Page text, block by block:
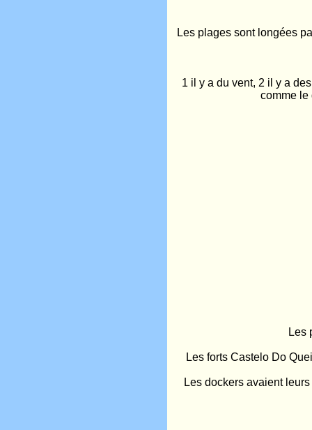
Les plages sont longées
1 il y a du vent, 2 il y a
comme le
Les
Les forts Castelo Do
Les dockers avaient